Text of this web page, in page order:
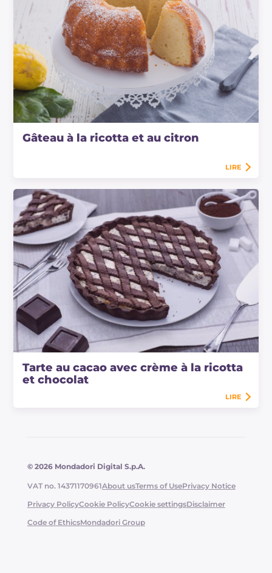
Gâteau à la ricotta et au citron
LIRE
Tarte au cacao avec crème à la ricotta
et chocolat
LIRE
© 2026 Mondadori Digital S.p.A.
VAT no. 14371170961About usTerms of UsePrivacy Notice
Privacy PolicyCookie PolicyCookie settingsDisclaimer
Code of EthicsMondadori Group